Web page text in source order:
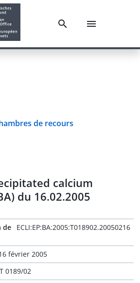
de recours
calcium
du 16.02.2005
de
ECLI:EP:BA:2005:T018902.20050216
février 2005
T 0189/02